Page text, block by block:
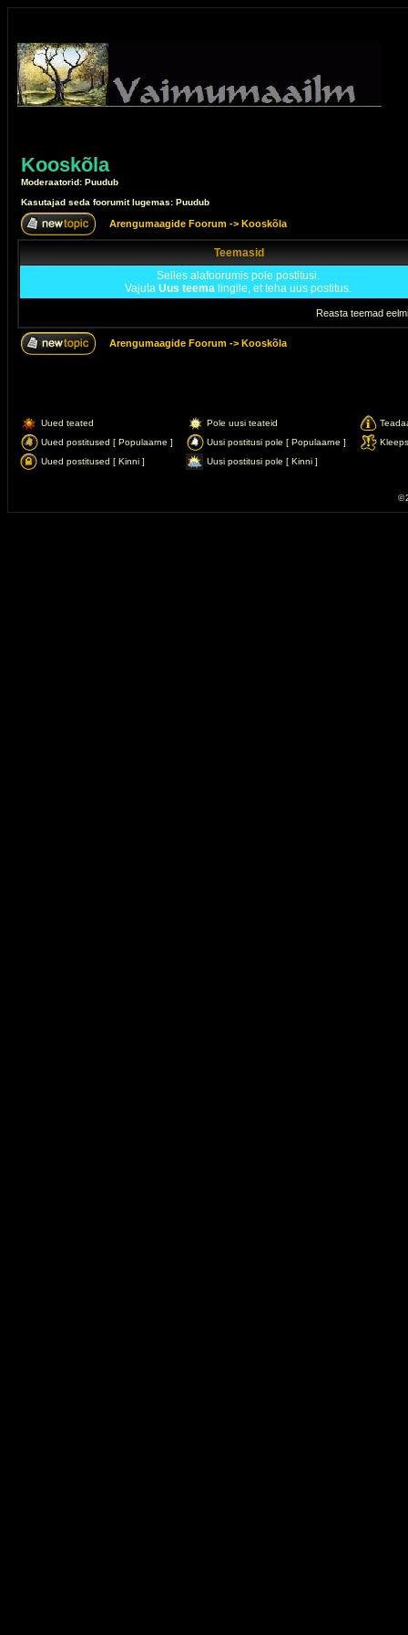
Kooskõla
Moderaatorid: Puudub
Kasutajad seda foorumit lugemas: Puudub
Arengumaagide Foorum -> Kooskõla
Teemasid
Selles alafoorumis pole postitusi.
Vajuta Uus teema lingile, et teha uus postitus.
Reasta teemad
Arengumaagide Foorum -> Kooskõla
Uued teated Pole uusi teateid
Uued postitused [ Populaarne ]
Uusi postitusi pole [ Populaarne ]
Kleeps
Uued postitused [ Kinni ]
Uusi postitusi pole [ Kinni ]
©